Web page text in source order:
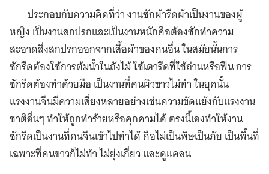
ประกอบกับความคิดที่ว่า งานซักผ้ารีดผ้าเป็นงานของผู้
หญิง เป็นงานสกปรกและเป็นงานหนักคือต้องซักทำความ
สะอาดสิ่งสกปรกออกจากเสื้อผ้าของคนอื่น ในสมัยนั้นการ
ซักรีดต้องใช้การต้มน้ำในถังไม้ ใช้เตารีดที่ใช้ถ่านหรือฟืน การ
ซักรีดต้องทำด้วยมือ เป็นงานที่คนผิวขาวไม่ทำ ในยุคนั้น
แรงงานจีนมีความเสี่ยงหลายอย่างเช่นความขัดแย้งกับแรงงาน
ชาติอื่นๆ ทำให้ถูกทำร้ายหรือคุกคามได้ ตรงนี้เองทำให้งาน
ซักรีดเป็นงานที่คนจีนเข้าไปทำได้ คือไม่เป็นพิษเป็นภัย เป็นพื้นที่
เฉพาะที่คนขาวก็ไม่ทำ ไม่ยุ่งเกี่ยว และดูแคลน